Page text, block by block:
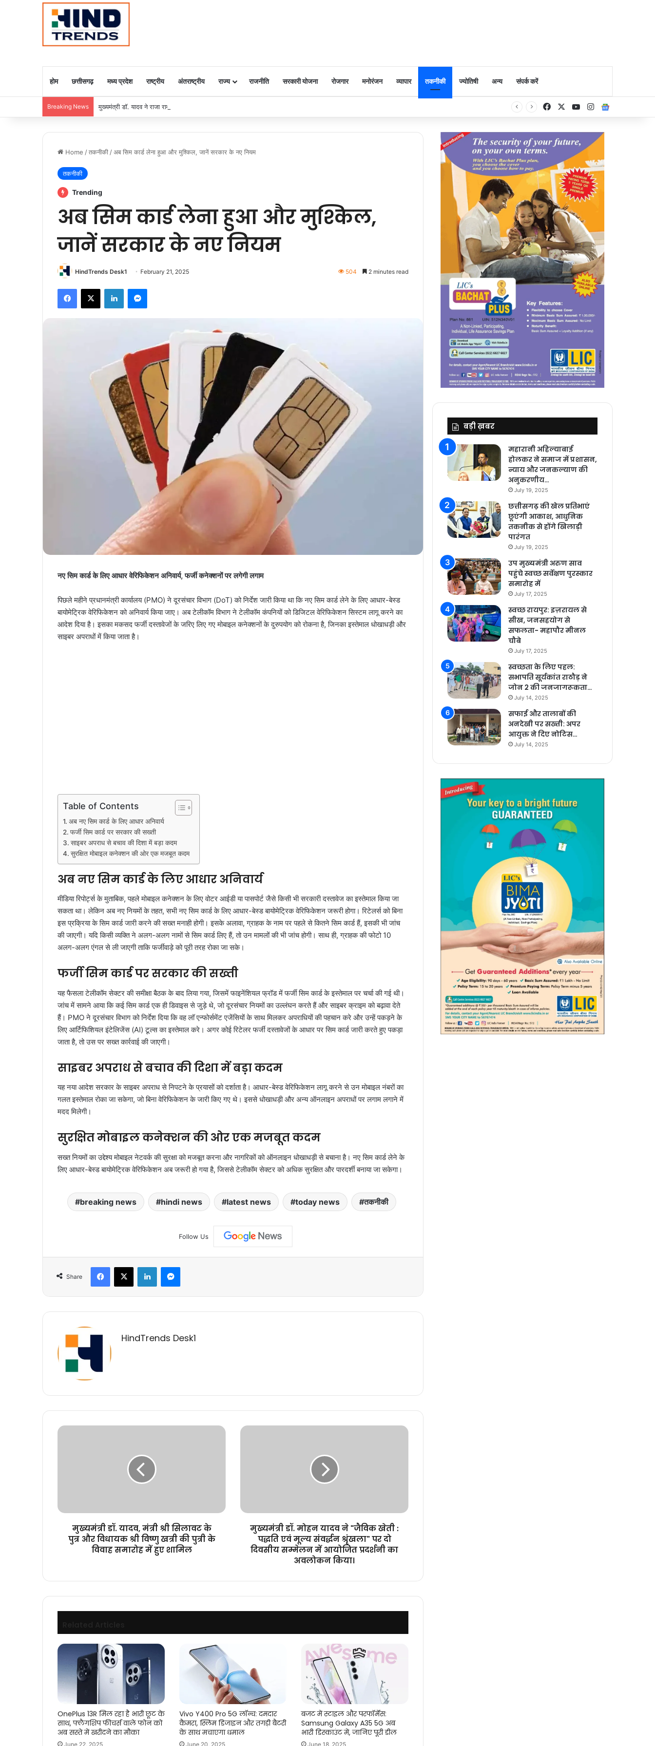
होम छत्तीसगढ़ मध्य प्रदेश राष्ट्रीय अंतराष्ट्रीय राज्य राजनीति सरकारी योजना रोजगार मनोरंजन व्यापार तकनीकी ज्योतिषी अन्य संपर्क करें
Breaking News मुख्यमंत्री डॉ. यादव ने राजा राममोहन राय की जयंती पर किया नमन FacebookYouTubeInstagram
Home /तकनीकी /अब सिम कार्ड लेना हुआ और मुश्किल, जानें सरकार के नए नियम
तकनीकी
Trending
अब सिम कार्ड लेना हुआ और मुश्किल,
जानें सरकार के नए नियम
HindTrends Desk1 February 21, 2025 504 2 minutes read
Facebook
X LinkedInMessenger
नए सिम कार्ड के लिए आधार वेरिफिकेशन अनिवार्य, फर्जी कनेक्शनों पर लगेगी लगाम
पिछले महीने प्रधानमंत्री कार्यालय (PMO) ने दूरसंचार विभाग (DoT) को निर्देश जारी किया था कि नए सिम कार्ड लेने के लिए आधार-बेस्ड
बायोमेट्रिक वेरिफिकेशन को अनिवार्य किया जाए। अब टेलीकॉम विभाग ने टेलीकॉम कंपनियों को डिजिटल वेरिफिकेशन सिस्टम लागू करने का
आदेश दिया है। इसका मकसद फर्जी दस्तावेजों के जरिए लिए गए मोबाइल कनेक्शनों के दुरुपयोग को रोकना है, जिनका इस्तेमाल धोखाधड़ी और
साइबर अपराधों में किया जाता है।
Table of Contents
अब नए सिम कार्ड के लिए आधार अनिवार्य
फर्जी सिम कार्ड पर सरकार की सख्ती
साइबर अपराध से बचाव की दिशा में बड़ा कदम
सुरक्षित मोबाइल कनेक्शन की ओर एक मजबूत कदम
अब नए सिम कार्ड के लिए आधार अनिवार्य
मीडिया रिपोर्ट्स के मुताबिक, पहले मोबाइल कनेक्शन के लिए वोटर आईडी या पासपोर्ट जैसे किसी भी सरकारी दस्तावेज का इस्तेमाल किया जा
सकता था। लेकिन अब नए नियमों के तहत, सभी नए सिम कार्ड के लिए आधार-बेस्ड बायोमेट्रिक वेरिफिकेशन जरूरी होगा। रिटेलर्स को बिना
इस प्रक्रिया के सिम कार्ड जारी करने की सख्त मनाही होगी। इसके अलावा, ग्राहक के नाम पर पहले से कितने सिम कार्ड हैं, इसकी भी जांच
की जाएगी। यदि किसी व्यक्ति ने अलग-अलग नामों से सिम कार्ड लिए हैं, तो उन मामलों की भी जांच होगी। साथ ही, ग्राहक की फोटो 10
अलग-अलग एंगल से ली जाएगी ताकि फर्जीवाड़े को पूरी तरह रोका जा सके।
फर्जी सिम कार्ड पर सरकार की सख्ती
यह फैसला टेलीकॉम सेक्टर की समीक्षा बैठक के बाद लिया गया, जिसमें फाइनेंशियल फ्रॉड में फर्जी सिम कार्ड के इस्तेमाल पर चर्चा की गई थी।
जांच में सामने आया कि कई सिम कार्ड एक ही डिवाइस से जुड़े थे, जो दूरसंचार नियमों का उल्लंघन करते हैं और साइबर क्राइम को बढ़ावा देते
हैं। PMO ने दूरसंचार विभाग को निर्देश दिया कि वह लॉ एन्फोर्समेंट एजेंसियों के साथ मिलकर अपराधियों की पहचान करे और उन्हें पकड़ने के
लिए आर्टिफिशियल इंटेलिजेंस (AI) टूल्स का इस्तेमाल करे। अगर कोई रिटेलर फर्जी दस्तावेजों के आधार पर सिम कार्ड जारी करते हुए पकड़ा
जाता है, तो उस पर सख्त कार्रवाई की जाएगी।
साइबर अपराध से बचाव की दिशा में बड़ा कदम
यह नया आदेश सरकार के साइबर अपराध से निपटने के प्रयासों को दर्शाता है। आधार-बेस्ड वेरिफिकेशन लागू करने से उन मोबाइल नंबरों का
गलत इस्तेमाल रोका जा सकेगा, जो बिना वेरिफिकेशन के जारी किए गए थे। इससे धोखाधड़ी और अन्य ऑनलाइन अपराधों पर लगाम लगाने में
मदद मिलेगी।
सुरक्षित मोबाइल कनेक्शन की ओर एक मजबूत कदम
सख्त नियमों का उद्देश्य मोबाइल नेटवर्क की सुरक्षा को मजबूत करना और नागरिकों को ऑनलाइन धोखाधड़ी से बचाना है। नए सिम कार्ड लेने के
लिए आधार-बेस्ड बायोमेट्रिक वेरिफिकेशन अब जरूरी हो गया है, जिससे टेलीकॉम सेक्टर को अधिक सुरक्षित और पारदर्शी बनाया जा सकेगा।
breaking news hindi news latest news today news तकनीकी
Follow Us
Share
Facebook
X LinkedInMessenger
HindTrends Desk1
मुख्यमंत्री
और
के
शामिल
मुख्यमंत्री डॉ. यादव, मंत्री श्री सिलावट के
पुत्र और विधायक श्री विष्णु खत्री की पुत्री के
विवाह समारोह में हुए शामिल
मुख्यमंत्री
पद्धति
श्रृंखला"
दिवसीय
का
मुख्यमंत्री डॉ. मोहन यादव ने "जैविक खेती :
पद्धति एवं मूल्य संवर्द्धन श्रृंखला" पर दो
दिवसीय सम्मेलन में आयोजित प्रदर्शनी का
अवलोकन किया।
OnePlus 13R मिल रहा है भारी छूट के
साथ, फ्लैगशिप फीचर्स वाले फोन को
अब सस्ते में खरीदने का मौका
June 22, 2025
Vivo Y400 Pro 5G लॉन्च: दमदार
कैमरा, स्लिम डिजाइन और तगड़ी बैटरी
के साथ मचाएगा धमाल
June 20, 2025
बजट में स्टाइल और परफॉर्मेंस:
Samsung Galaxy A35 5G अब
भारी डिस्काउंट में, जानिए पूरी डील
June 18, 2025
बड़ी ख़बर
महारानी अहिल्याबाई
होलकर ने समाज में प्रशासन,
न्याय और जनकल्याण की
अनुकरणीय…
July 19, 2025
छत्तीसगढ़ की खेल प्रतिभाएं
छूएंगी आकाश, आधुनिक
तकनीक से होंगे खिलाड़ी
पारंगत
July 19, 2025
उप मुख्यमंत्री अरुण साव
पहुंचे स्वच्छ सर्वेक्षण पुरस्कार
समारोह में
July 17, 2025
स्वच्छ रायपुर: इज़रायल से
सीख, जनसहयोग से
सफलता- महापौर मीनल
चौबे
July 17, 2025
स्वच्छता के लिए पहल:
सभापति सूर्यकांत राठौड़ ने
जोन 2 की जनजागरूकता…
July 14, 2025
सफाई और तालाबों की
अनदेखी पर सख्ती: अपर
आयुक्त ने दिए नोटिस…
July 14, 2025